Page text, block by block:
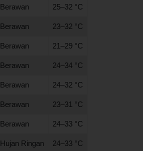
Berawan 25–32 °C
Berawan 23–32 °C
Berawan 21–29 °C
Berawan 24–34 °C
Berawan 24–32 °C
Berawan 23–31 °C
Berawan 24–33 °C
Hujan Ringan 24–33 °C